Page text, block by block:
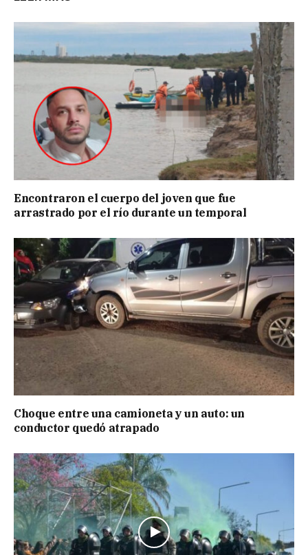
Encontraron el cuerpo del joven que fue
arrastrado por el río durante un temporal
Choque entre una camioneta y un auto: un
conductor quedó atrapado